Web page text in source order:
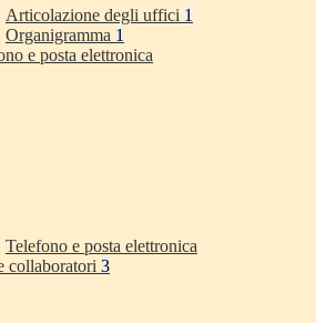
Articolazione degli uffici 1
Organigramma 1
e posta elettronica
Telefono e posta elettronica
collaboratori 3